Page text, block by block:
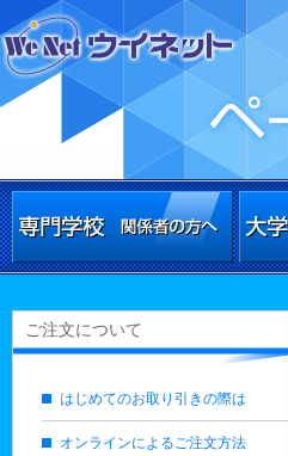
ご注文について
はじめてのお取り引きの際は
オンラインによるご注文方法